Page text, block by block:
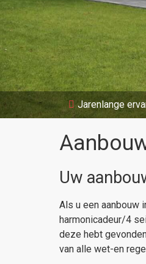
Jarenlange
Uw
Als u een aanbouw
harmonicadeur/4
deze hebt
van alle wet-en